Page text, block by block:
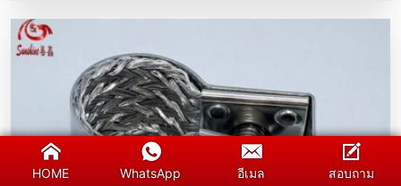
คริบเครื่องประเภท M จากสแตนเลสเป็นอุปกรณ์ที่ใช้ครอบองค์
ประกอบทำความร้อนซิลิคอนคาร์บิดและทำจากสแตนเลส
คุณภาพดี
HOME WhatsApp อีเมล สอบถาม